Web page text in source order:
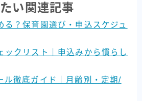
い関連記事
る？保育園選び・申込スケジュ
ックリスト｜申込みから慣らし
ル徹底ガイド｜月齢別・定期/